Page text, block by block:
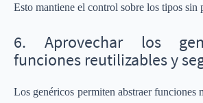
Esto mantiene el control sobre los tipos sin
6. Aprovechar los
funciones reutilizables y
Los genéricos permiten abstraer funciones